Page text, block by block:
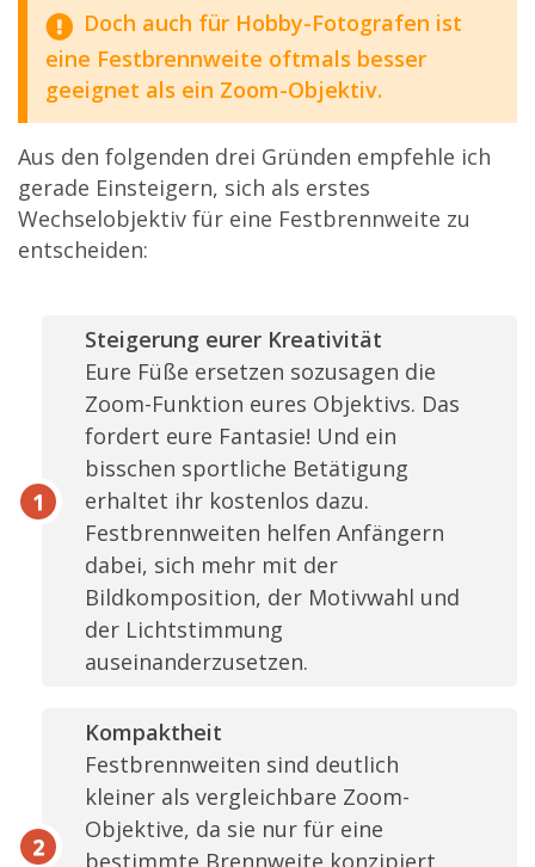
Doch auch für Hobby-Fotografen ist
eine Festbrennweite oftmals besser
geeignet als ein Zoom-Objektiv.
Aus den folgenden drei Gründen empfehle ich
gerade Einsteigern, sich als erstes
Wechselobjektiv für eine Festbrennweite zu
entscheiden:
Steigerung eurer Kreativität
Eure Füße ersetzen sozusagen die
Zoom-Funktion eures Objektivs. Das
fordert eure Fantasie! Und ein
bisschen sportliche Betätigung
erhaltet ihr kostenlos dazu.
Festbrennweiten helfen Anfängern
dabei, sich mehr mit der
Bildkomposition, der Motivwahl und
der Lichtstimmung
auseinanderzusetzen.
Kompaktheit
Festbrennweiten sind deutlich
kleiner als vergleichbare Zoom-
Objektive, da sie nur für eine